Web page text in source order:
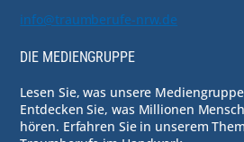
info@traumberufe-nrw.de
DIE MEDIENGRUPPE
Lesen Sie, was unsere
Entdecken Sie, was Millionen
hören. Erfahren Sie in unserem